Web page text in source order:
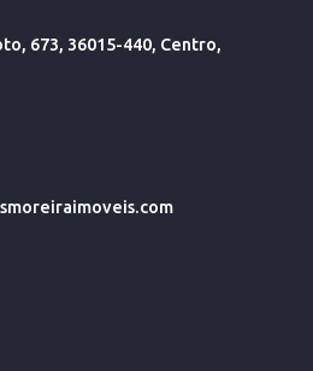
673, 36015-440, Centro,